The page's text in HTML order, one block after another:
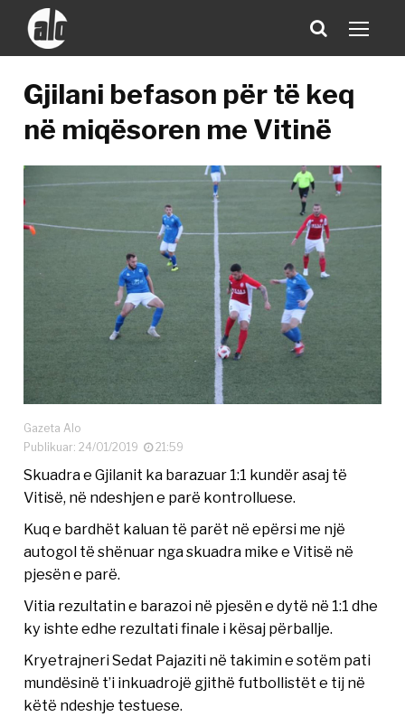
Gjilani befason për të keq
në miqësoren me Vitinë
Gazeta Alo
Publikuar: 24/01/2019
21:59
Skuadra e Gjilanit ka barazuar 1:1 kundër asaj të
Vitisë, në ndeshjen e parë kontrolluese.
Kuq e bardhët kaluan të parët në epërsi me një
autogol të shënuar nga skuadra mike e Vitisë në
pjesën e parë.
Vitia rezultatin e barazoi në pjesën e dytë në 1:1 dhe
ky ishte edhe rezultati finale i kësaj përballje.
Kryetrajneri Sedat Pajaziti në takimin e sotëm pati
mundësinë t’i inkuadrojë gjithë futbollistët e tij në
këtë ndeshje testuese.